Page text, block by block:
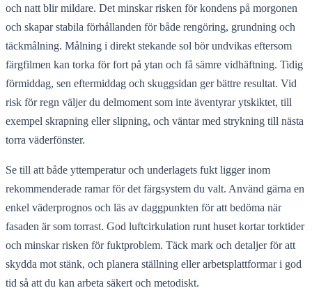
och natt blir mildare. Det minskar risken för kondens på morgonen
och skapar stabila förhållanden för både rengöring, grundning och
täckmålning. Målning i direkt stekande sol bör undvikas eftersom
färgfilmen kan torka för fort på ytan och få sämre vidhäftning. Tidig
förmiddag, sen eftermiddag och skuggsidan ger bättre resultat. Vid
risk för regn väljer du delmoment som inte äventyrar ytskiktet, till
exempel skrapning eller slipning, och väntar med strykning till nästa
torra väderfönster.
Se till att både yttemperatur och underlagets fukt ligger inom
rekommenderade ramar för det färgsystem du valt. Använd gärna en
enkel väderprognos och läs av daggpunkten för att bedöma när
fasaden är som torrast. God luftcirkulation runt huset kortar torktider
och minskar risken för fuktproblem. Täck mark och detaljer för att
skydda mot stänk, och planera ställning eller arbetsplattformar i god
tid så att du kan arbeta säkert och metodiskt.